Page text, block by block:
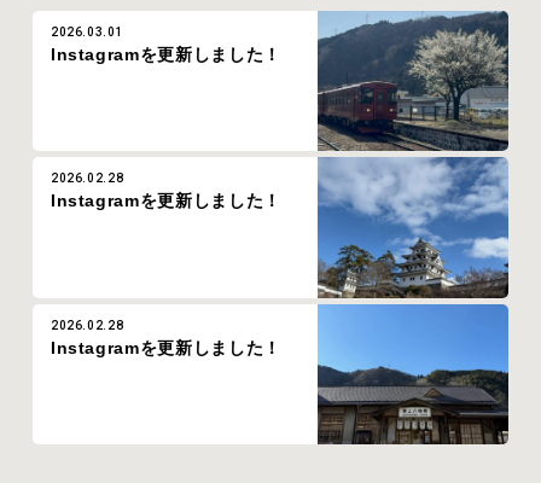
2026.03.01
Instagramを更新しました！
2026.02.28
Instagramを更新しました！
2026.02.28
Instagramを更新しました！